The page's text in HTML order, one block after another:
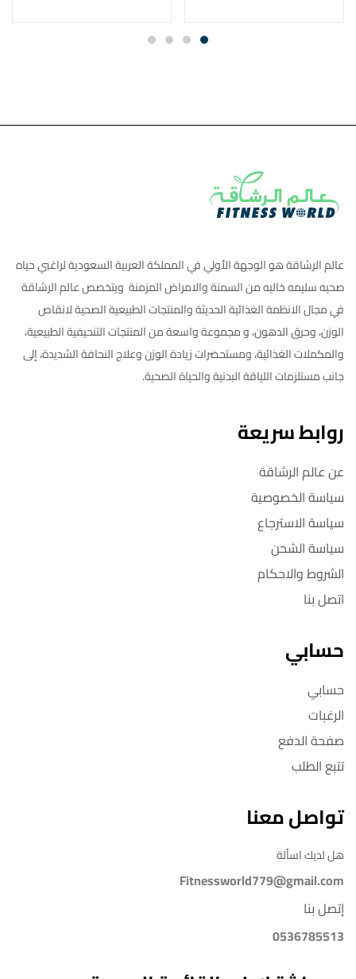
عالم الرشاقة هو الوجهة الأولي في المملكة العربية السعودية لراغبي حياه
صحيه سليمه خاليه من السمنة والامراض المزمنة ويتخصص عالم الرشاقة
في مجال الانظمة الغذائية الحديثة والمنتجات الطبيعية الصحية لانقاص
الوزن، وحرق الدهون، و مجموعة واسعة من المنتجات التنحيفية الطبيعية،
والمكملات الغذائية، ومستحضرات زيادة الوزن وعلاج النحافة الشديدة، إلى
جانب مستلزمات اللياقة البدنية والحياة الصحية.
روابط سريعة
عن عالم الرشاقة
سياسة الخصوصية
سياسة الاسترجاع
سياسة الشحن
الشروط والاحكام
اتصل بنا
حسابي
حسابي
الرغبات
صفحة الدفع
تتبع الطلب
تواصل معنا
هل لديك اسألة
Fitnessworld779@gmail.com
إتصل بنا
0536785513